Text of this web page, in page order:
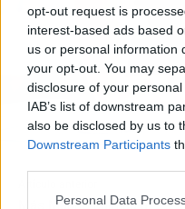
opt-out request is
interest-based ads based
us or personal information
your opt-out. You may
disclosure of your
IAB’s list of downstream
also be disclosed by us to
Downstream Participants
Personal Data
Más Madrid califica a